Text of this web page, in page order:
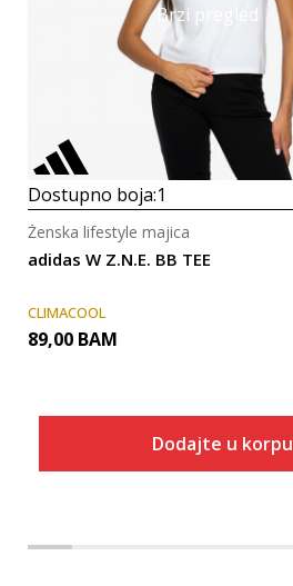
Brzi pregled
Dostupno boja:1
adidas W Z.N.E. BB TEE
Ženska lifestyle majica
CLIMACOOL
89,00 BAM
Dodajte u korpu